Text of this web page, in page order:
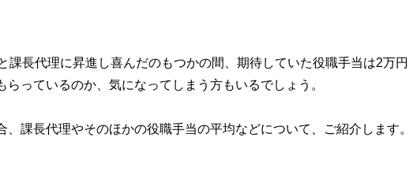
課長代理に昇進し喜んだのもつかの間、期待していた役職手当は2万
っているのか、気になってしまう方もいるでしょう。
課長代理やそのほかの役職手当の平均などについて、ご紹介します。